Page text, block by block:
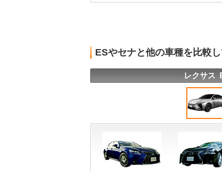
ESやセナと他の車種を比較
レクサス